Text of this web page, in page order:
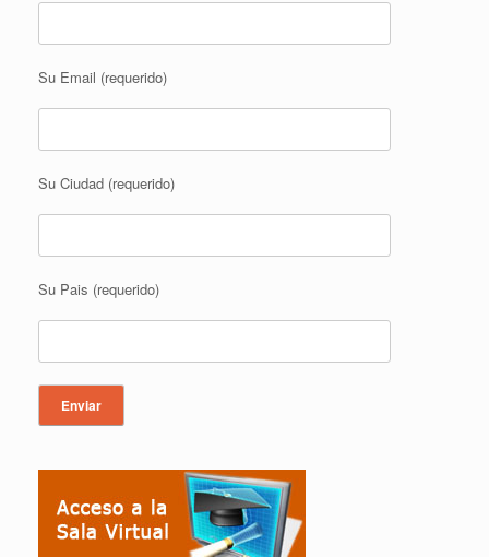
Su Email (requerido)
Su Ciudad (requerido)
Su Pais (requerido)